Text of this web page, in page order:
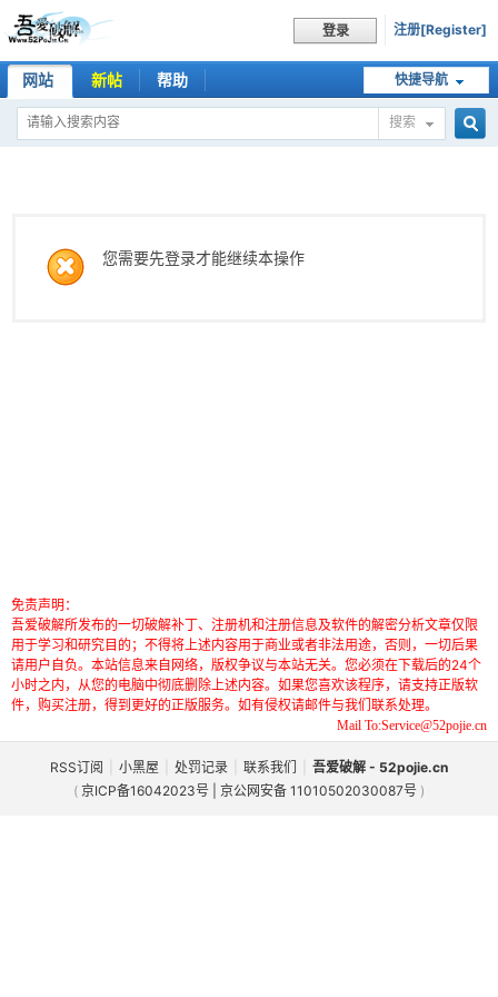
登录 注册[Register]
快捷导航
网站 新帖 帮助
搜索
您需要先登录才能继续本操作
免责声明：
吾爱破解所发布的一切破解补丁、注册机和注册信息及软件的解密分析文章仅限
用于学习和研究目的；不得将上述内容用于商业或者非法用途，否则，一切后果
请用户自负。本站信息来自网络，版权争议与本站无关。您必须在下载后的24个
小时之内，从您的电脑中彻底删除上述内容。如果您喜欢该程序，请支持正版软
件，购买注册，得到更好的正版服务。如有侵权请邮件与我们联系处理。
Mail To:Service@52pojie.cn
RSS订阅 小黑屋 处罚记录 联系我们
吾爱破解 - 52pojie.cn
( 京ICP备16042023号 | 京公网安备 11010502030087号 )